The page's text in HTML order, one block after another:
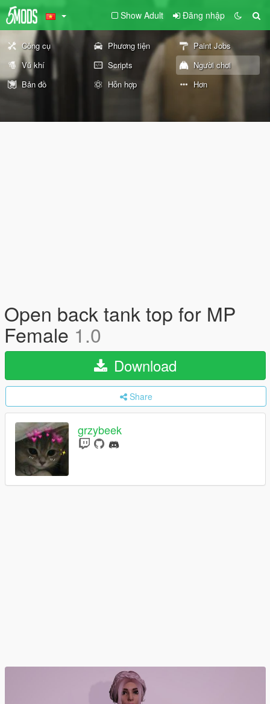
Show Adult Đăng nhập
Công cụ Phương tiện
Paint Jobs
Vũ khí
Scripts
Người chơi
Bản đồ
Hỗn hợp Hơn
Open back tank top for MP
Female 1.0
Download
Share
grzybeek